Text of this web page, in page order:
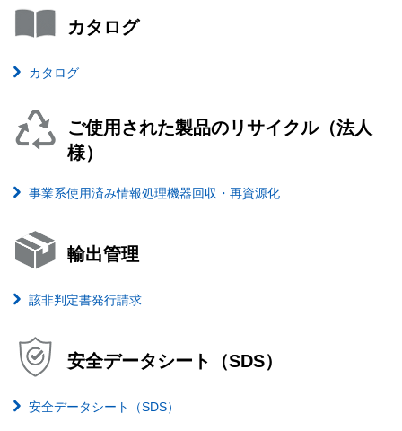
カタログ
カタログ
ご使用された製品のリサイクル（法人
様）
事業系使用済み情報処理機器回収・再資源化
輸出管理
該非判定書発行請求
安全データシート（SDS）
安全データシート（SDS）